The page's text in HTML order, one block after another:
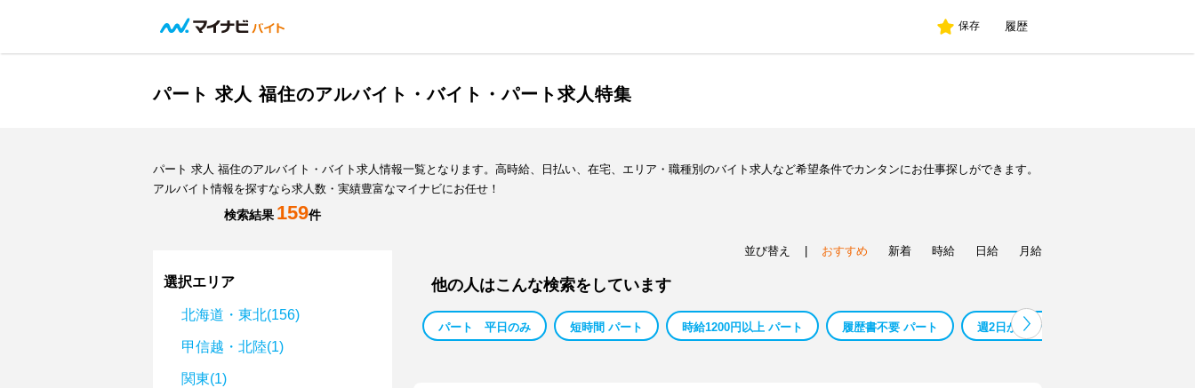
保存 履歴
パート 求人 福住のアルバイト・バイト・パート求人特集
パート 求人 福住のアルバイト・バイト求人情報一覧となります。高時給、日払い、在宅、エリア・職種別のバイト求人など希望条件でカンタンにお仕事探しができます。
アルバイト情報を探すなら求人数・実績豊富なマイナビにお任せ！
検索結果 159件
選択エリア
北海道・東北(156)
甲信越・北陸(1)
関東(1)
並び替え おすすめ 新着 時給 日給 月給
他の人はこんな検索をしています
パート 平日のみ 短時間 パート 時給1200円以上 パート 履歴書不要 パート 週2日から パート